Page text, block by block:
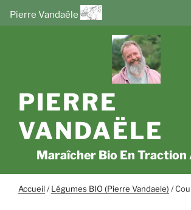
PIERRE
VANDAËLE
Maraîcher Bio En Traction
Accueil/Légumes BIO (Pierre Vandaele) /
Pierre Vandaële